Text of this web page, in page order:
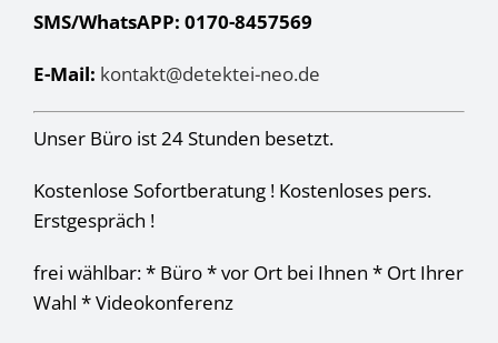
SMS/WhatsAPP: 0170-8457569
E-Mail: kontakt@detektei-neo.de
Unser Büro ist 24 Stunden besetzt.
Kostenlose Sofortberatung ! Kostenloses pers.
Erstgespräch !
frei wählbar: * Büro * vor Ort bei Ihnen * Ort Ihrer
Wahl * Videokonferenz